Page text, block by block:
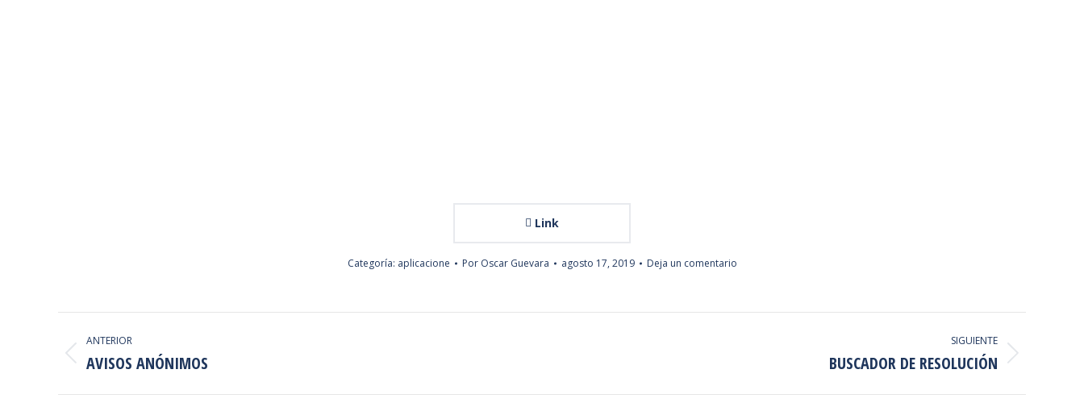
Link
Categoría: aplicacione Por Oscar Guevara agosto 17, 2019 Deja un comentario
NAVEGACIÓN
ENTRE
PROYECTOS
ANTERIOR
Proyecto
AVISOS ANÓNIMOS
SIGUIENTE
BUSCADOR DE RESOLUCIÓN